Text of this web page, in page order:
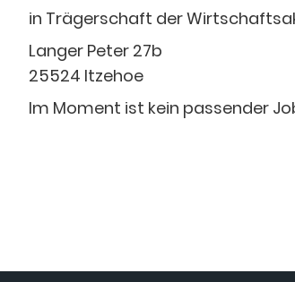
in Trägerschaft der
Langer Peter 27b
25524 Itzehoe
Im Moment ist kein passender